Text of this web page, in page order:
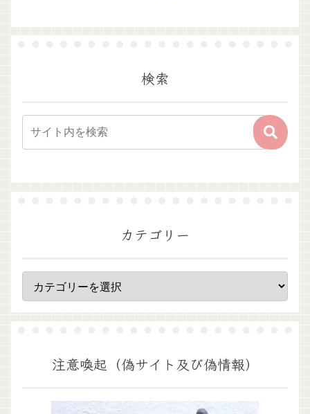
検索
カテゴリー
注意喚起（偽サイト及び偽情報）